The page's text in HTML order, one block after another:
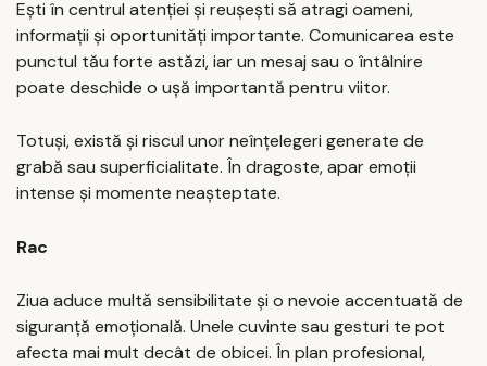
Ești în centrul atenției și reușești să atragi oameni,
informații și oportunități importante. Comunicarea este
punctul tău forte astăzi, iar un mesaj sau o întâlnire
poate deschide o ușă importantă pentru viitor.
Totuși, există și riscul unor neînțelegeri generate de
grabă sau superficialitate. În dragoste, apar emoții
intense și momente neașteptate.
Rac
Ziua aduce multă sensibilitate și o nevoie accentuată de
siguranță emoțională. Unele cuvinte sau gesturi te pot
afecta mai mult decât de obicei. În plan profesional,